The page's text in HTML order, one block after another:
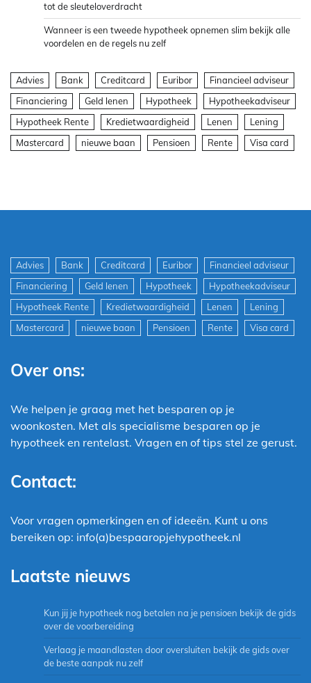
tot de sleuteloverdracht
Wanneer is een tweede hypotheek opnemen slim bekijk alle
voordelen en de regels nu zelf
Advies Bank Creditcard Euribor
Financieel adviseur
Financiering
Geld lenen Hypotheek
Hypotheekadviseur
Hypotheek Rente
Kredietwaardigheid Lenen
Lening
Mastercard
nieuwe baan Pensioen Rente Visa card
Advies Bank Creditcard Euribor
Financieel adviseur
Financiering
Geld lenen Hypotheek
Hypotheekadviseur
Hypotheek Rente
Kredietwaardigheid Lenen
Lening
Mastercard
nieuwe baan Pensioen Rente Visa card
Over ons:
We helpen je graag met het besparen op je
woonkosten. Met als specialisme besparen op je
hypotheek en rentelast. Vragen en of tips stel ze gerust.
Contact:
Voor vragen opmerkingen en of ideeën. Kunt u ons
bereiken op: info(a)bespaaropjehypotheek.nl
Laatste nieuws
Kun jij je hypotheek nog betalen na je pensioen bekijk de gids
over de voorbereiding
Verlaag je maandlasten door oversluiten bekijk de gids over
de beste aanpak nu zelf